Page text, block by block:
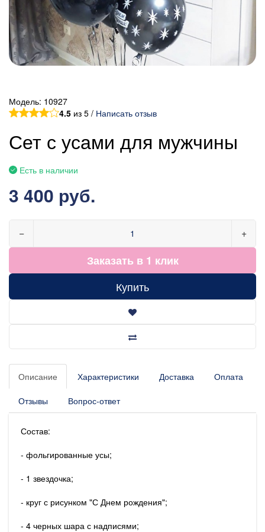
Модель: 10927
4.5 из 5 / Написать отзыв
Сет с усами для мужчины
Есть в наличии
3 400 руб.
− +
Заказать в 1 клик
Купить
Описание Характеристики Доставка Оплата
Отзывы Вопрос-ответ
Состав:
- фольгированные усы;
- 1 звездочка;
- круг с рисунком "С Днем рождения";
- 4 черных шара с надписями;